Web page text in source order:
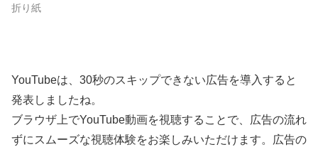
折り紙
YouTubeは、30秒のスキップできない広告を導入すると
発表しましたね。
ブラウザ上でYouTube動画を視聴することで、広告の流れ
ずにスムーズな視聴体験をお楽しみいただけます。広告の